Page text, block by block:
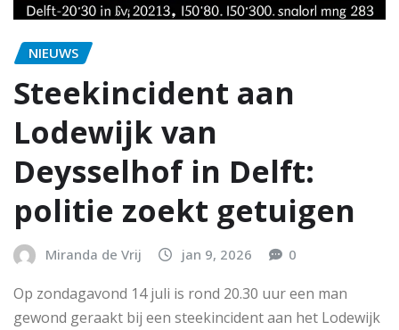
NIEUWS
Steekincident aan
Lodewijk van
Deysselhof in Delft:
politie zoekt getuigen
Miranda de Vrij jan 9, 2026 0
Op zondagavond 14 juli is rond 20.30 uur een man
gewond geraakt bij een steekincident aan het Lodewijk